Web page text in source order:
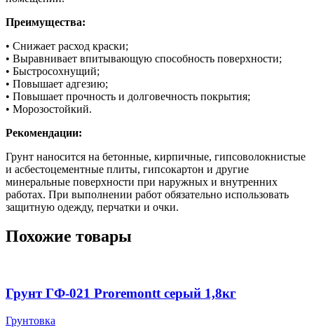
Преимущества:
• Снижает расход краски;
• Выравнивает впитывающую способность поверхности;
• Быстросохнущий;
• Повышает адгезию;
• Повышает прочность и долговечность покрытия;
• Морозостойкий.
Рекомендации:
Грунт наносится на бетонные, кирпичные, гипсоволокнистые
и асбестоцементные плиты, гипсокартон и другие
минеральные поверхности при наружных и внутренних
работах. При выполнении работ обязательно использовать
защитную одежду, перчатки и очки.
Похожие товары
Грунт ГФ-021 Proremontt серый 1,8кг
Грунтовка